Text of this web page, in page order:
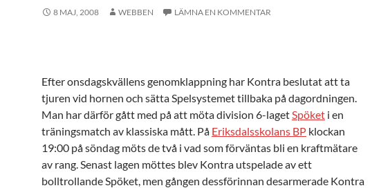
8 MAJ, 2008 WEBBEN LÄMNA EN KOMMENTAR
Efter onsdagskvällens genomklappning har Kontra beslutat att ta
tjuren vid hornen och sätta Spelsystemet tillbaka på dagordningen.
Man har därför gått med på att möta division 6-lagetSpöket i en
träningsmatch av klassiska mått. På Eriksdalsskolans BP klockan
19:00 på söndag möts de två i vad som förväntas bli en kraftmätare
av rang. Senast lagen möttes blev Kontra utspelade av ett
bolltrollande Spöket, men gången dessförinnan desarmerade Kontra